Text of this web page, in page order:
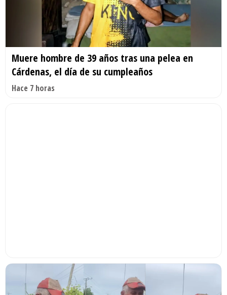
Muere hombre de 39 años tras una pelea en
Cárdenas, el día de su cumpleaños
Hace 7 horas